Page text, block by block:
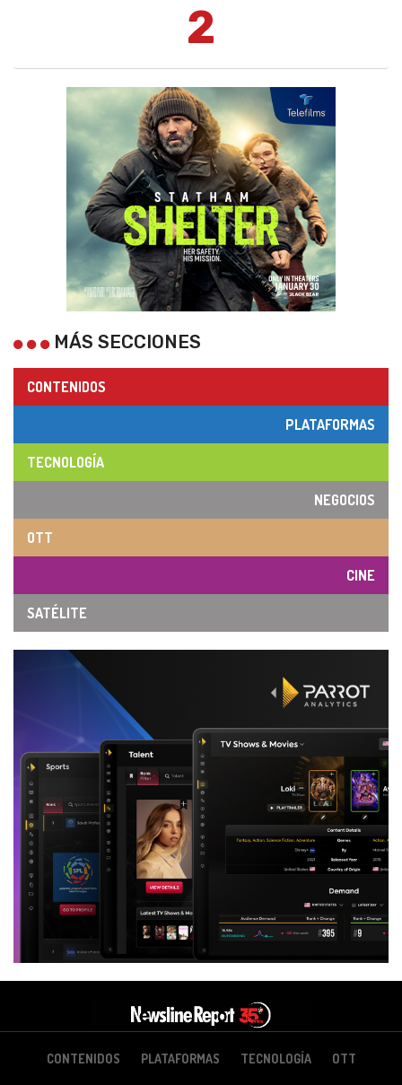
2
MÁS SECCIONES
CONTENIDOS
PLATAFORMAS
TECNOLOGÍA
NEGOCIOS
OTT
CINE
SATÉLITE
CONTENIDOS PLATAFORMAS TECNOLOGÍA OTT